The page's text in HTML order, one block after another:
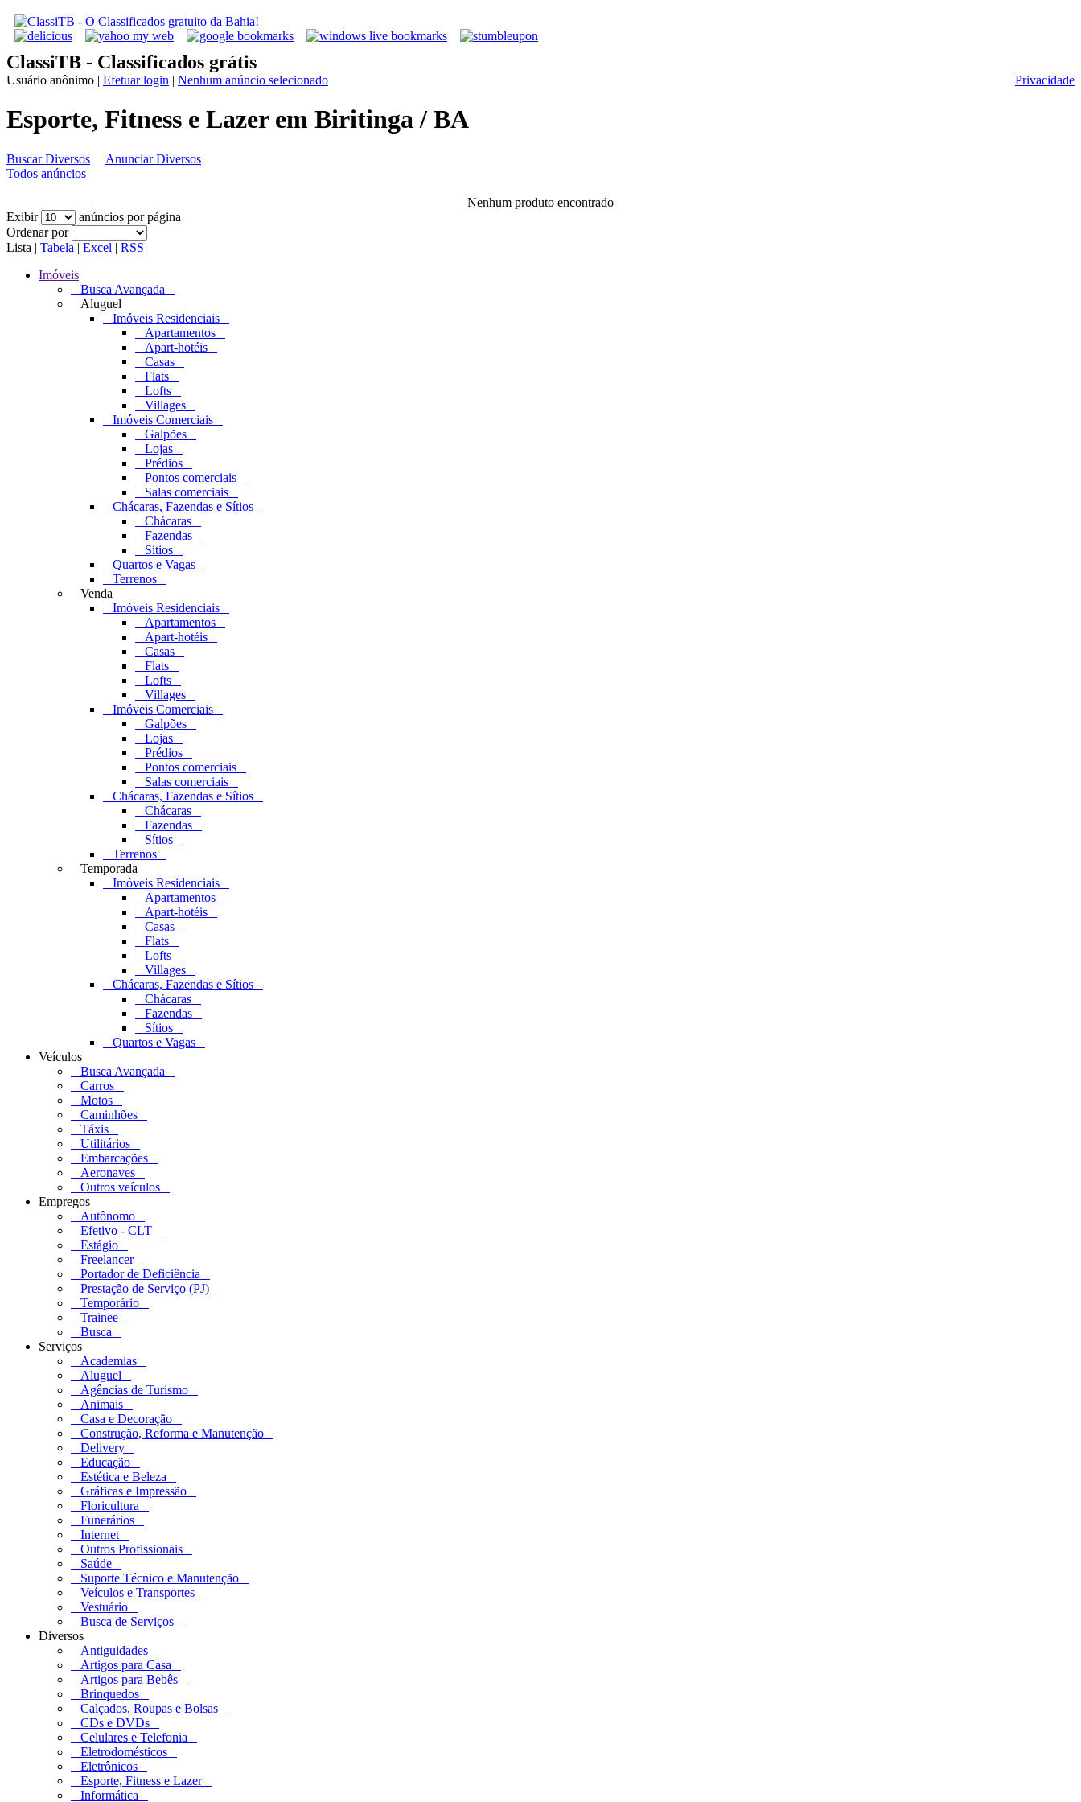
ClassiTB - Classificados grátis
Privacidade
Usuário anônimo | Efetuar login | Nenhum anúncio selecionado
Esporte, Fitness e Lazer em Biritinga / BA
Buscar Diversos
Anunciar Diversos
Todos anúncios
Nenhum produto encontrado
Exibir
anúncios por página
Ordenar por
Lista | Tabela | Excel | RSS
Imóveis
Busca Avançada
Aluguel
Imóveis Residenciais
Apartamentos
Apart-hotéis
Casas
Flats
Lofts
Villages
Imóveis Comerciais
Galpões
Lojas
Prédios
Pontos comerciais
Salas comerciais
Chácaras, Fazendas e Sítios
Chácaras
Fazendas
Sítios
Quartos e Vagas
Terrenos
Venda
Imóveis Residenciais
Apartamentos
Apart-hotéis
Casas
Flats
Lofts
Villages
Imóveis Comerciais
Galpões
Lojas
Prédios
Pontos comerciais
Salas comerciais
Chácaras, Fazendas e Sítios
Chácaras
Fazendas
Sítios
Terrenos
Temporada
Imóveis Residenciais
Apartamentos
Apart-hotéis
Casas
Flats
Lofts
Villages
Chácaras, Fazendas e Sítios
Chácaras
Fazendas
Sítios
Quartos e Vagas
Veículos
Busca Avançada
Carros
Motos
Caminhões
Táxis
Utilitários
Embarcações
Aeronaves
Outros veículos
Empregos
Autônomo
Efetivo - CLT
Estágio
Freelancer
Portador de Deficiência
Prestação de Serviço (PJ)
Temporário
Trainee
Busca
Serviços
Academias
Aluguel
Agências de Turismo
Animais
Casa e Decoração
Construção, Reforma e Manutenção
Delivery
Educação
Estética e Beleza
Gráficas e Impressão
Floricultura
Funerários
Internet
Outros Profissionais
Saúde
Suporte Técnico e Manutenção
Veículos e Transportes
Vestuário
Busca de Serviços
Diversos
Antiguidades
Artigos para Casa
Artigos para Bebês
Brinquedos
Calçados, Roupas e Bolsas
CDs e DVDs
Celulares e Telefonia
Eletrodomésticos
Eletrônicos
Esporte, Fitness e Lazer
Informática